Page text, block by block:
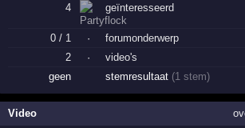
4 geïnteresseerd
0 / 1 ·
forumonderwerp
2
·
video's
geen
stemresultaat (1 stem)
Video